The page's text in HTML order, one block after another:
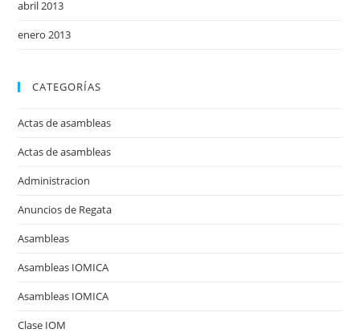
abril 2013
enero 2013
CATEGORÍAS
Actas de asambleas
Actas de asambleas
Administracion
Anuncios de Regata
Asambleas
Asambleas IOMICA
Asambleas IOMICA
Clase IOM